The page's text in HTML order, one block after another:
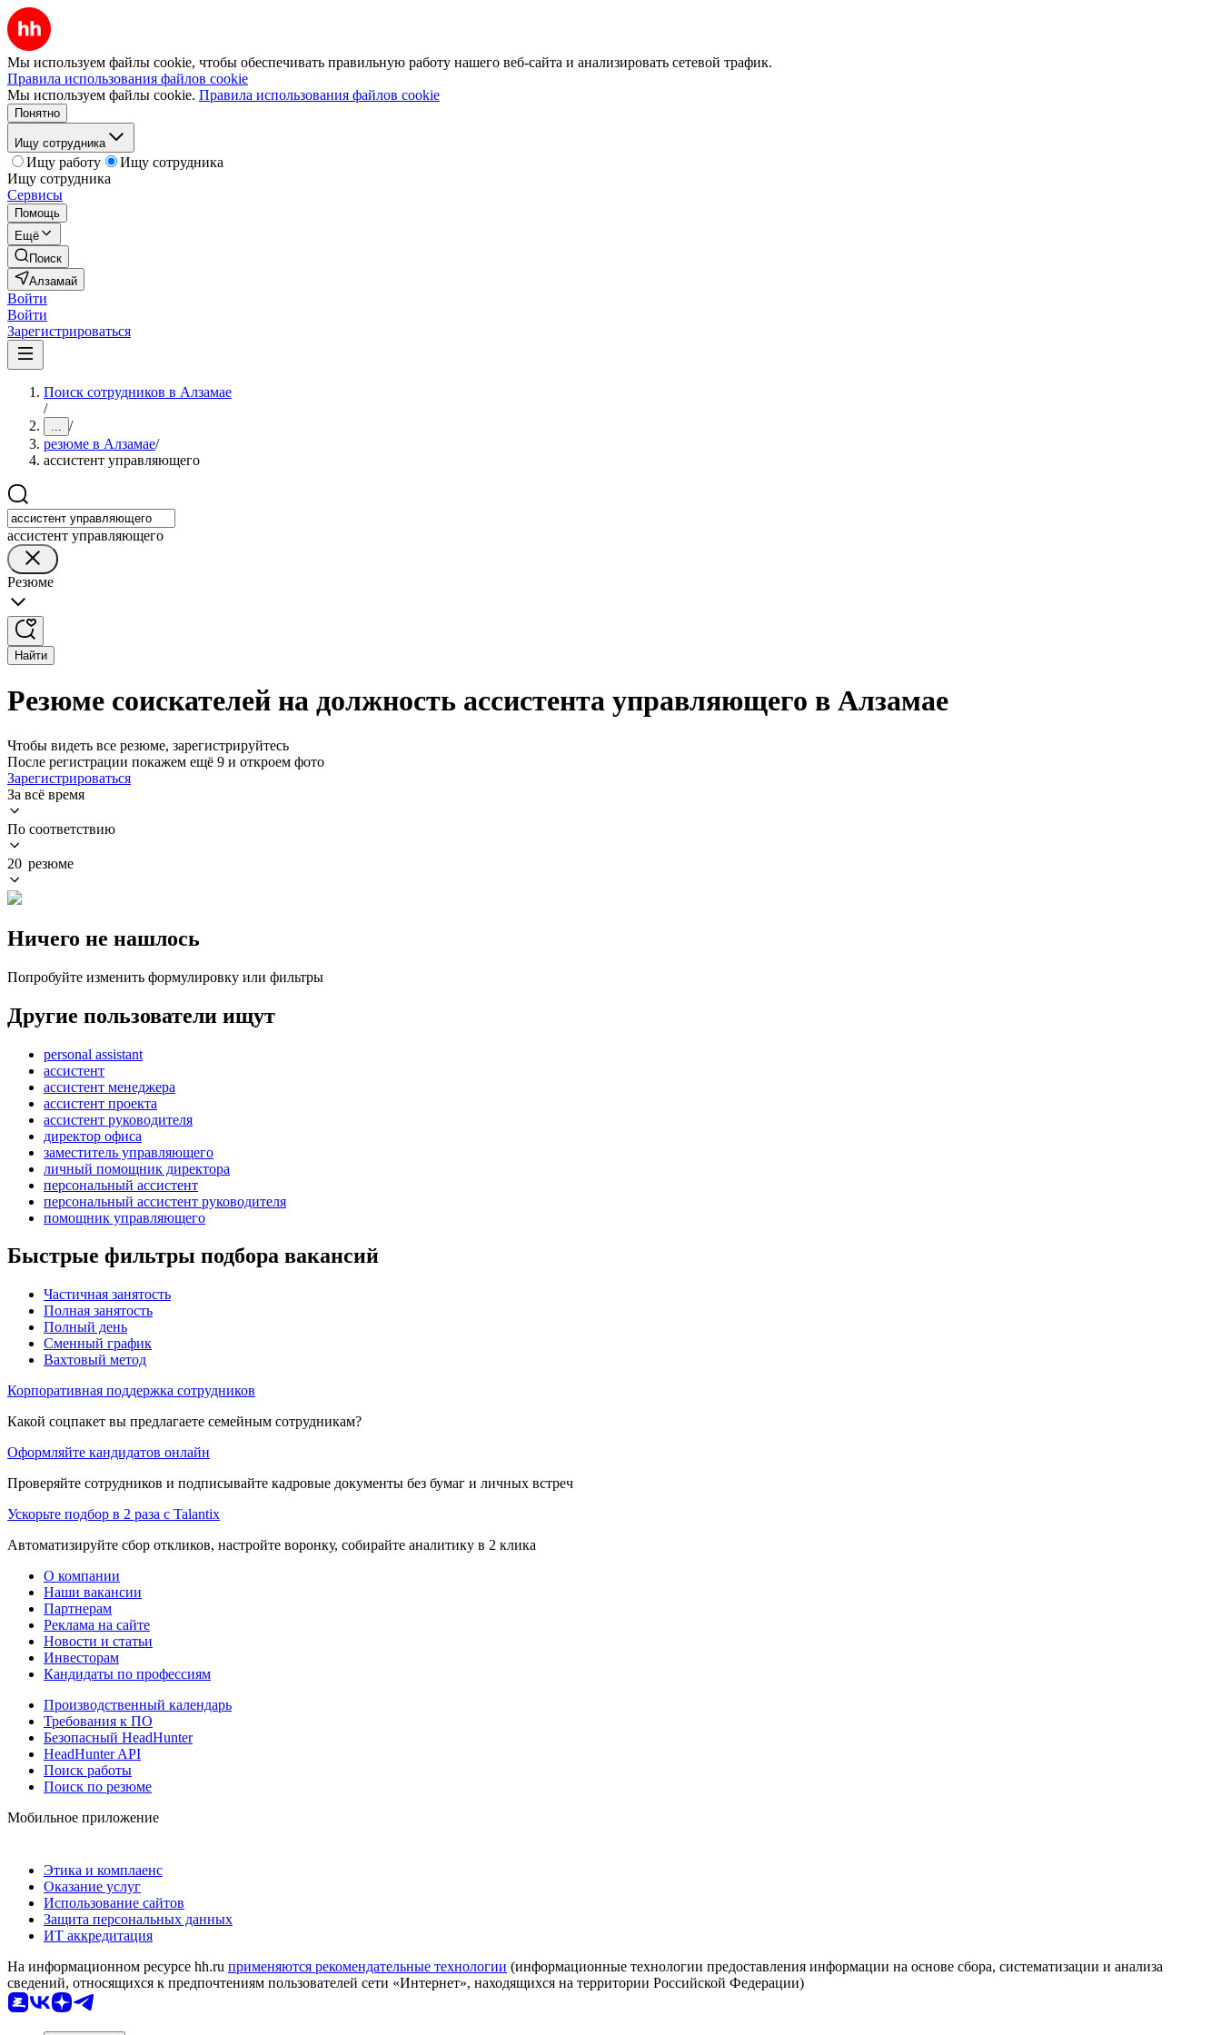
Мы используем файлы cookie, чтобы обеспечивать правильную работу нашего веб-сайта и анализировать сетевой трафик.
Правила использования файлов cookie
Мы используем файлы cookie. Правила использования файлов cookie
Понятно
Ищу сотрудника
Ищу работу
Ищу сотрудника
Ищу сотрудника
Сервисы
Помощь
Ещё
Поиск
Алзамай
Войти
Войти
Зарегистрироваться
Поиск сотрудников в Алзамае
/
... /
резюме в Алзамае/
ассистент управляющего
ассистент управляющего
Резюме
Найти
Резюме соискателей на должность ассистента управляющего в Алзамае
Чтобы видеть все резюме, зарегистрируйтесь
После регистрации покажем ещё 9 и откроем фото
Зарегистрироваться
За всё время
По соответствию
20 резюме
Ничего не нашлось
Попробуйте изменить формулировку или фильтры
Другие пользователи ищут
personal assistant
ассистент
ассистент менеджера
ассистент проекта
ассистент руководителя
директор офиса
заместитель управляющего
личный помощник директора
персональный ассистент
персональный ассистент руководителя
помощник управляющего
Быстрые фильтры подбора вакансий
Частичная занятость
Полная занятость
Полный день
Сменный график
Вахтовый метод
Корпоративная поддержка сотрудников
Какой соцпакет вы предлагаете семейным сотрудникам?
Оформляйте кандидатов онлайн
Проверяйте сотрудников и подписывайте кадровые документы без бумаг и личных встреч
Ускорьте подбор в 2 раза с Talantix
Автоматизируйте сбор откликов, настройте воронку, собирайте аналитику в 2 клика
О компании
Наши вакансии
Партнерам
Реклама на сайте
Новости и статьи
Инвесторам
Кандидаты по профессиям
Производственный календарь
Требования к ПО
Безопасный HeadHunter
HeadHunter API
Поиск работы
Поиск по резюме
Мобильное приложение
Этика и комплаенс
Оказание услуг
Использование сайтов
Защита персональных данных
ИТ аккредитация
На информационном ресурсе hh.ru применяются рекомендательные технологии (информационные технологии предоставления информации на основе сбора, систематизации и анализа
сведений, относящихся к предпочтениям пользователей сети «Интернет», находящихся на территории Российской Федерации)